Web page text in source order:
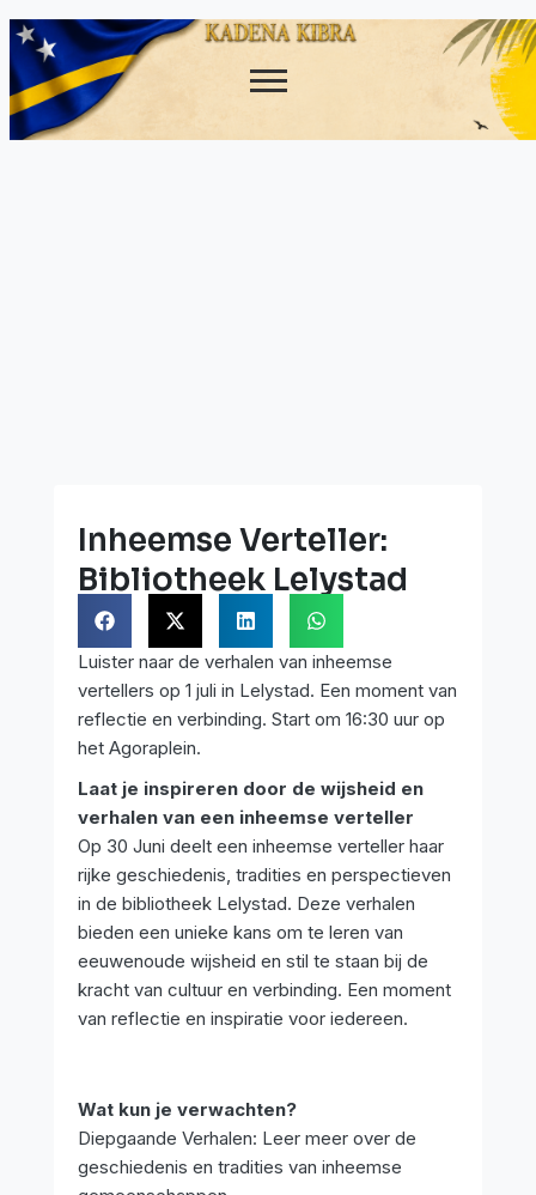
Inheemse Verteller:
Bibliotheek Lelystad
Luister naar de verhalen van inheemse
vertellers op 1 juli in Lelystad. Een moment van
reflectie en verbinding. Start om 16:30 uur op
het Agoraplein.
Laat je inspireren door de wijsheid en
verhalen van een inheemse verteller
Op 30 Juni deelt een inheemse verteller haar
rijke geschiedenis, tradities en perspectieven
in de bibliotheek Lelystad. Deze verhalen
bieden een unieke kans om te leren van
eeuwenoude wijsheid en stil te staan bij de
kracht van cultuur en verbinding. Een moment
van reflectie en inspiratie voor iedereen.
Wat kun je verwachten?
Diepgaande Verhalen: Leer meer over de
geschiedenis en tradities van inheemse